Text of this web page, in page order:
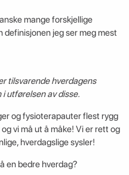
mange forskjellige
definisjonen jeg ser meg mest
tilsvarende hverdagens
utførelsen av disse.
og fysioterapauter flest rygg
vi må ut å måke! Vi er rett og
hverdagslige sysler!
en bedre hverdag?